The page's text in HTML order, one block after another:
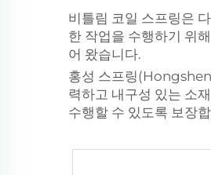
비틀림 코일 스프링은
한 작업을 수행하기 위
어 왔습니다.
홍성 스프링
력하고 내구성 있는 소
수행할 수 있도록 보장